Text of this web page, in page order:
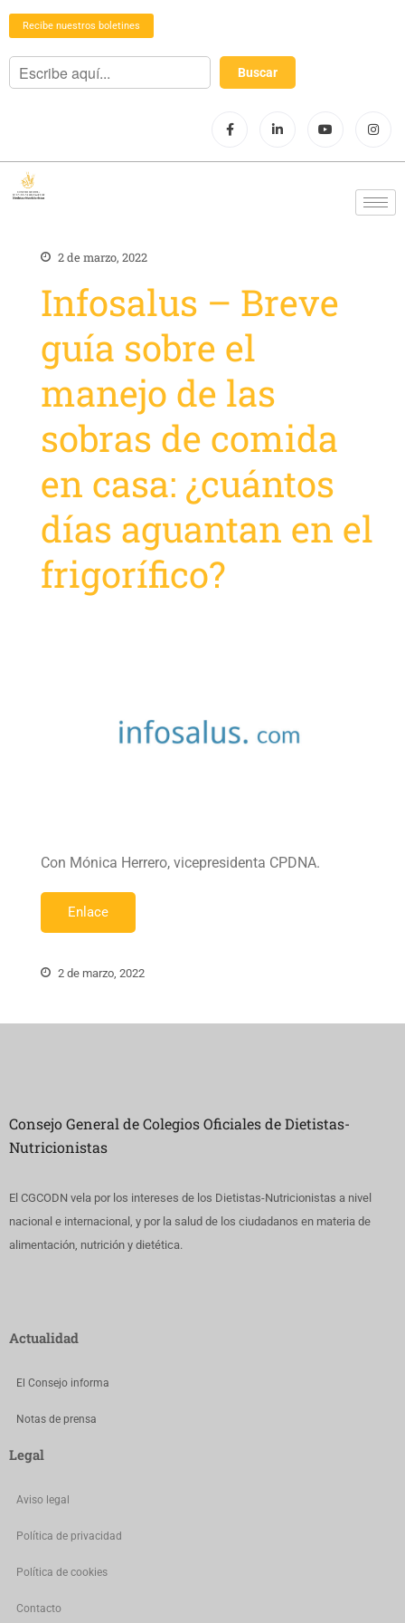
Recibe nuestros boletines
2 de marzo, 2022
Infosalus – Breve
guía sobre el
manejo de las
sobras de comida
en casa: ¿cuántos
días aguantan en el
frigorífico?
Con Mónica Herrero, vicepresidenta CPDNA.
Enlace
2 de marzo, 2022
Consejo General de Colegios Oficiales de Dietistas-
Nutricionistas
El CGCODN vela por los intereses de los Dietistas-Nutricionistas a nivel
nacional e internacional, y por la salud de los ciudadanos en materia de
alimentación, nutrición y dietética.
Actualidad
El Consejo informa
Notas de prensa
Legal
Aviso legal
Política de privacidad
Política de cookies
Contacto